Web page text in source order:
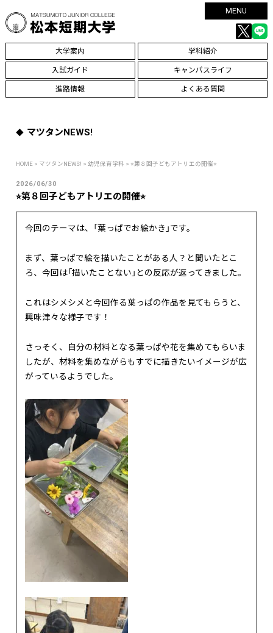
MENU
大学案内 学科紹介
入試ガイド キャンパスライフ
進路情報 よくある質問
マツタンNEWS!
HOME > マツタンNEWS! >幼児保育学科 > ⭐︎第８回子どもアトリエの開催⭐︎
2026/06/30
⭐︎第８回子どもアトリエの開催⭐︎
今回のテーマは、「葉っぱでお絵かき」です。
まず、葉っぱで絵を描いたことがある人？と聞いたとこ
ろ、今回は「描いたことない」との反応が返ってきました。
これはシメシメと今回作る葉っぱの作品を見てもらうと、
興味津々な様子です！
さっそく、自分の材料となる葉っぱや花を集めてもらいま
したが、材料を集めながらもすでに描きたいイメージが広
がっているようでした。